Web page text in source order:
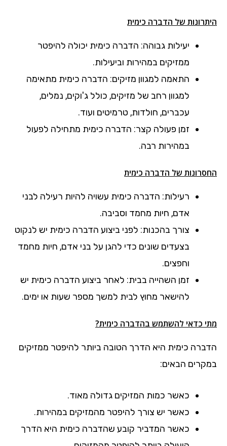
היתרונות של הדברה כימית
יעילות גבוהה: הדברה כימית יכולה להיפטר
ממזיקים במהירות וביעילות.
התאמה למגוון מזיקים: הדברה כימית מתאימה
למגוון רחב של מזיקים, כולל ג'וקים, נמלים,
עכברים, חולדות, טרמיטים ועוד.
זמן פעולה קצר: הדברה כימית מתחילה לפעול
במהירות רבה.
החסרונות של הדברה כימית
רעילות: הדברה כימית עשויה להיות רעילה לבני
אדם, חיות מחמד וסביבה.
צורך בהכנות: לפני ביצוע הדברה כימית יש לנקוט
בצעדים שונים כדי להגן על בני אדם, חיות מחמד
וחפצים.
זמן השהייה בבית: לאחר ביצוע הדברה כימית יש
להישאר מחוץ לבית למשך מספר שעות או ימים.
מתי כדאי להשתמש בהדברה כימית?
הדברה כימית היא הדרך הטובה ביותר להיפטר ממזיקים
במקרים הבאים:
כאשר כמות המזיקים גדולה מאוד.
כאשר יש צורך להיפטר מהמזיקים במהירות.
כאשר המדביר קובע שהדברה כימית היא הדרך